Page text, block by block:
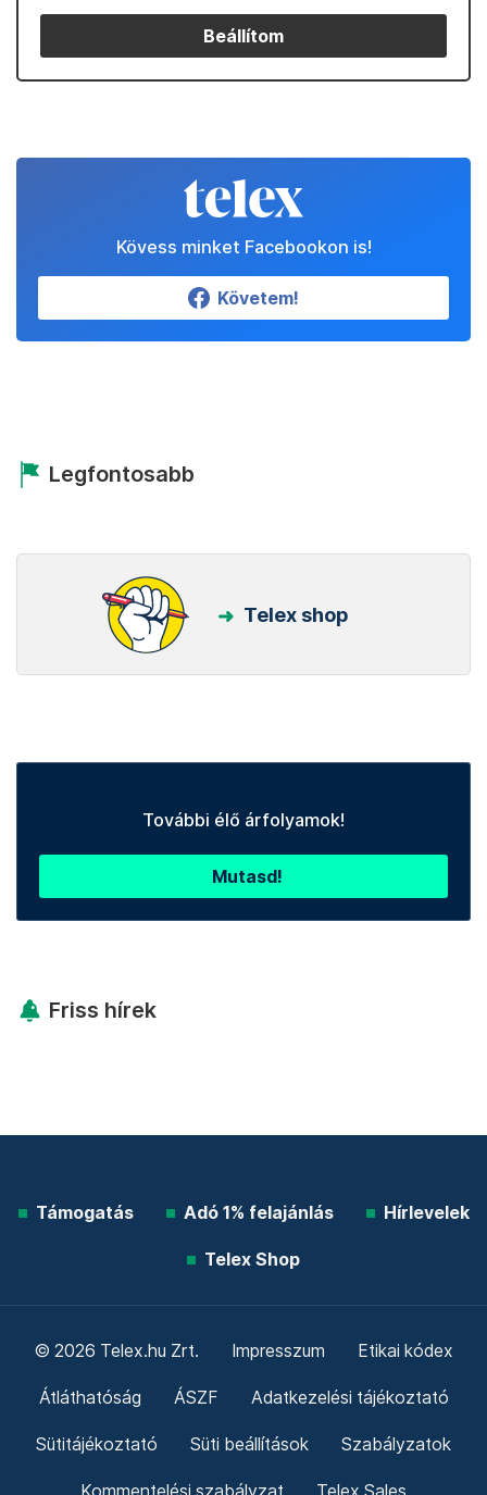
Beállítom
Kövess minket Facebookon is!
Követem!
Legfontosabb
Telex shop
További élő árfolyamok!
Mutasd!
Friss hírek
Támogatás Adó 1% felajánlás Hírlevelek
Telex Shop
© 2026 Telex.hu Zrt. Impresszum Etikai kódex
Átláthatóság ÁSZF Adatkezelési tájékoztató
Sütitájékoztató Süti beállítások Szabályzatok